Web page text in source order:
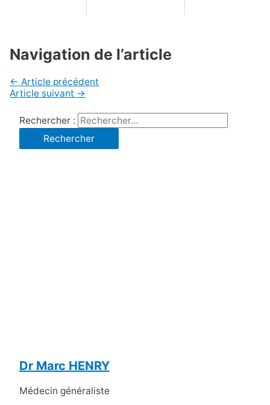
Navigation de l’article
← Article précédent
Article suivant →
Rechercher :
Dr Marc HENRY
Médecin généraliste